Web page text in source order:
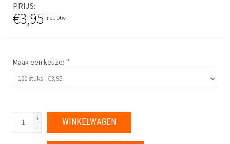
PRIJS
€3,95 Incl. btw
Maak een keuze: *
+
-
WINKELWAGEN